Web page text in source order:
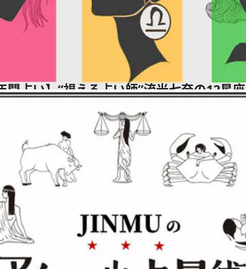
間占い】“視える占い師”流光七奈の12星